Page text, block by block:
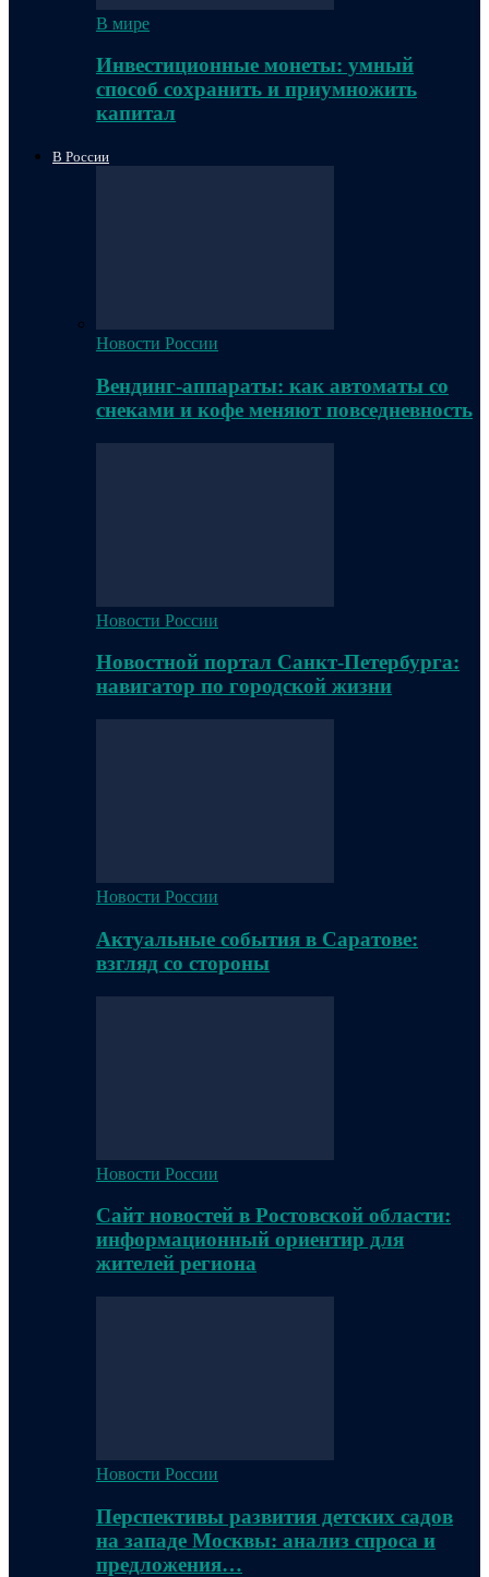
В мире
Инвестиционные монеты: умный
способ сохранить и приумножить
капитал
В России
Новости России
Вендинг-аппараты: как автоматы со
снеками и кофе меняют повседневность
Новости России
Новостной портал Санкт-Петербурга:
навигатор по городской жизни
Новости России
Актуальные события в Саратове:
взгляд со стороны
Новости России
Сайт новостей в Ростовской области:
информационный ориентир для
жителей региона
Новости России
Перспективы развития детских садов
на западе Москвы: анализ спроса и
предложения…